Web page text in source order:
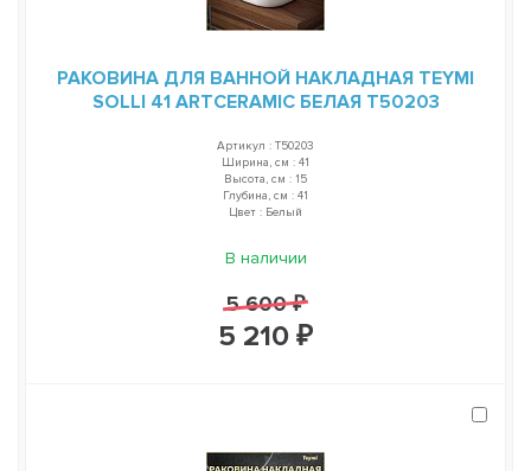
РАКОВИНА ДЛЯ ВАННОЙ НАКЛАДНАЯ TEYMI
SOLLI 41 ARTCERAMIC БЕЛАЯ T50203
Артикул : T50203
Ширина, см : 41
Высота, см : 15
Глубина, см : 41
Цвет : Белый
В наличии
5 600 ₽
5 210 ₽